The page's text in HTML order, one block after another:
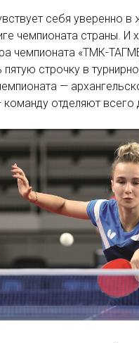
себя уверенно в
чемпионата страны. И
чемпионата «ТМК-
строчку в
—
команду отделяют всего